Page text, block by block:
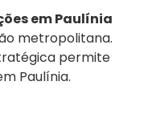
em Paulínia
metropolitana.
permite
Paulínia.